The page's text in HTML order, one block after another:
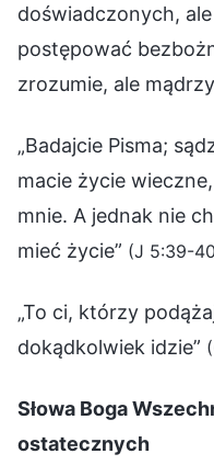
doświadczonych,
postępować
zrozumie, ale
„Badajcie Pisma;
macie życie
mnie. A jednak nie
mieć życie” (J 5:39-
„To ci, którzy
dokądkolwiek idzie”
Słowa Boga
ostatecznych